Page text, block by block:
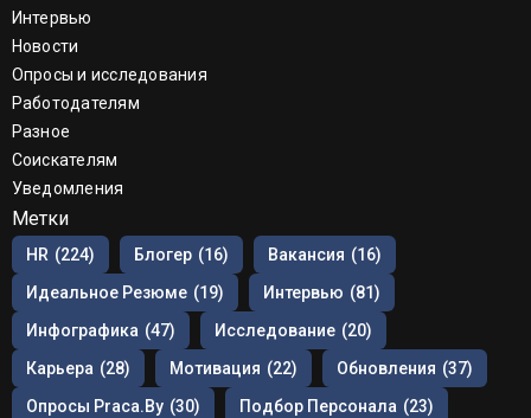
Интервью
Новости
Опросы и исследования
Работодателям
Разное
Соискателям
Уведомления
Метки
HR (224) Блогер (16) Вакансия (16)
Идеальное Резюме (19) Интервью (81)
Инфографика (47) Исследование (20)
Карьера (28) Мотивация (22) Обновления (37)
Опросы Praca.by (30) Подбор Персонала (23)